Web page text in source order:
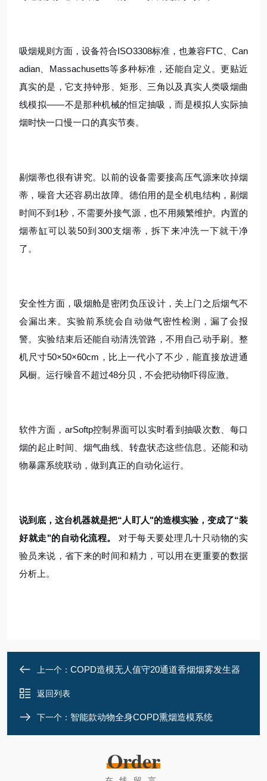
吸烟规则方面，设备符合ISO3308标准，也兼容FTC、Can
adian、Massachusetts等多种标准，还能自定义 。更贴近
真实的是，它支持钟形、矩形、三角以及真实人类吸烟曲
线模拟——不是那种机械的恒定抽吸，而是模拟人实际抽
烟时快一口慢一口的真实节奏。
剔烟蒂也很有讲究。以前的设备需要接高压气源来吹掉烟
蒂，噪音大还容易出故障。德伯用的是全机电结构，剔烟
时间不到1秒，不需要外接气源，也不用频繁维护。内置的
烟蒂缸可以装50到300支烟蒂，拆下来冲洗一下就干净
了 。
安全性方面，吸烟舱是密闭负压设计，关上门之后烟气不
会漏出来。实验前系统会自动做气密性检测，漏了会报
警。实验结束后还能自动清洗管路，不用自己动手刷 。整
机尺寸50×50×60cm，比上一代小了不少，能直接放进通
风橱。运行噪音不超过48分贝，不会把动物吓得应激。
软件方面，arSoftp控制界面可以实时看到抽吸次数、每口
烟的起止时间、烟气曲线、转盘状态这些信息 。还能和动
物暴露系统联动，做到真正的自动化运行。
说到底，这台机器就是把“人盯人"的造模实验，变成了“装
好就走"的自动化流程。
对于每天要处理几十只动物的实
验员来说，省下来的时间和精力，可以用在更重要的数据
分析上。
上一个： COPD造模无人值守20通道香烟烟雾发生器
返回列表
下一个： 智能款动物全身COPD熏烟造模系统
Order